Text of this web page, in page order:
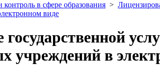
контроль в сфере образования >
виде
государственной
учреждений в